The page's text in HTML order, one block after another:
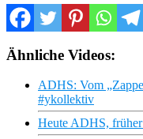
Ähnliche Videos:
ADHS: Vom
#ykollektiv
Heute ADHS,